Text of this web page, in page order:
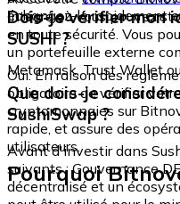
échangez-le rapidement
intégré où vous pouvez
en toute sécurité. Vous
un portefeuille externe
Metamask, Trust Wallet
Dois-je vérifier mon
SUSHI ?
Oui. En raison des
obligatoire de vérifier
cryptomonnaies sur
rapide, et assure des
utilisateurs.
Que dois-je
SushiSwap ?
Avant d'investir dans
suivants : Gouvernance
décentralisé et un
Pourquoi